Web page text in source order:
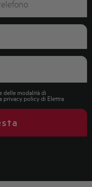
delle modalità di
privacy policydi Elettra